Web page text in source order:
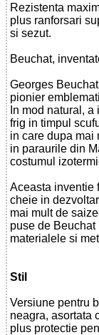
Rezistenta
plus ranforsari
si sezut.
Beuchat,
Georges
pionier
In mod natural,
frig in timpul
in care dupa mai
in paraurile din
costumul
Aceasta inventie
cheie in
mai mult de
puse de
materialele si
Stil
Versiune pentru
neagra, asortata
plus protectie